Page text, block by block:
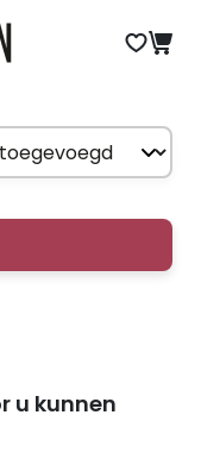
u kunnen